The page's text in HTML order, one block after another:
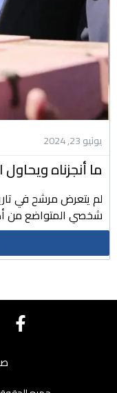
يونيو 23, 2024
ما أنجزناه
لم يتعرض مرشح في
شخصي المتواضع من